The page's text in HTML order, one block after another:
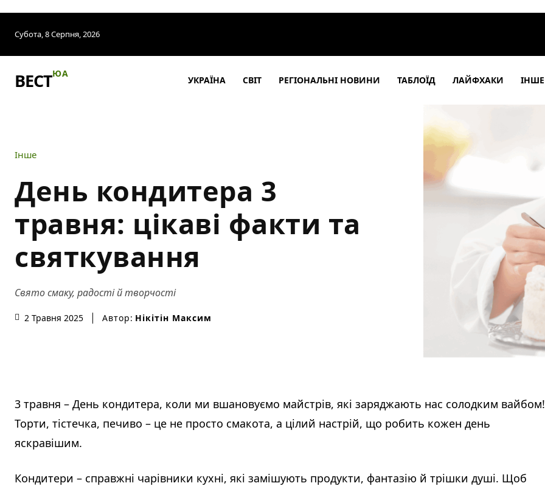
Субота, 8 Серпня, 2026
ВЕСТЮА
УКРАЇНА СВІТ РЕГІОНАЛЬНІ НОВИНИ ТАБЛОЇД ЛАЙФХАКИ ІНШЕ
Інше
День кондитера 3
травня: цікаві факти та
святкування
Свято смаку, радості й творчості
2 Травня 2025 Автор: Нікітін Максим
3 травня – День кондитера, коли ми вшановуємо майстрів, які заряджають нас солодким вайбом!
Торти, тістечка, печиво – це не просто смакота, а цілий настрій, що робить кожен день
яскравішим.
Кондитери – справжні чарівники кухні, які замішують продукти, фантазію й трішки душі. Щоб